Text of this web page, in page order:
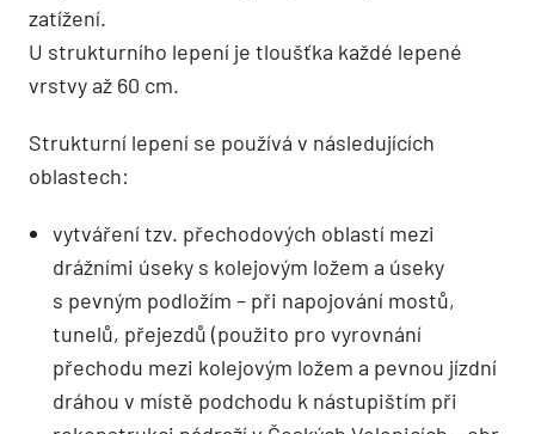
zatížení.
U strukturního lepení je tloušťka každé lepené
vrstvy až 60 cm.
Strukturní lepení se používá v následujících
oblastech:
vytváření tzv. přechodových oblastí mezi
drážními úseky s kolejovým ložem a úseky
s pevným podložím – při napojování mostů,
tunelů, přejezdů (použito pro vyrovnání
přechodu mezi kolejovým ložem a pevnou jízdní
dráhou v místě podchodu k nástupištím při